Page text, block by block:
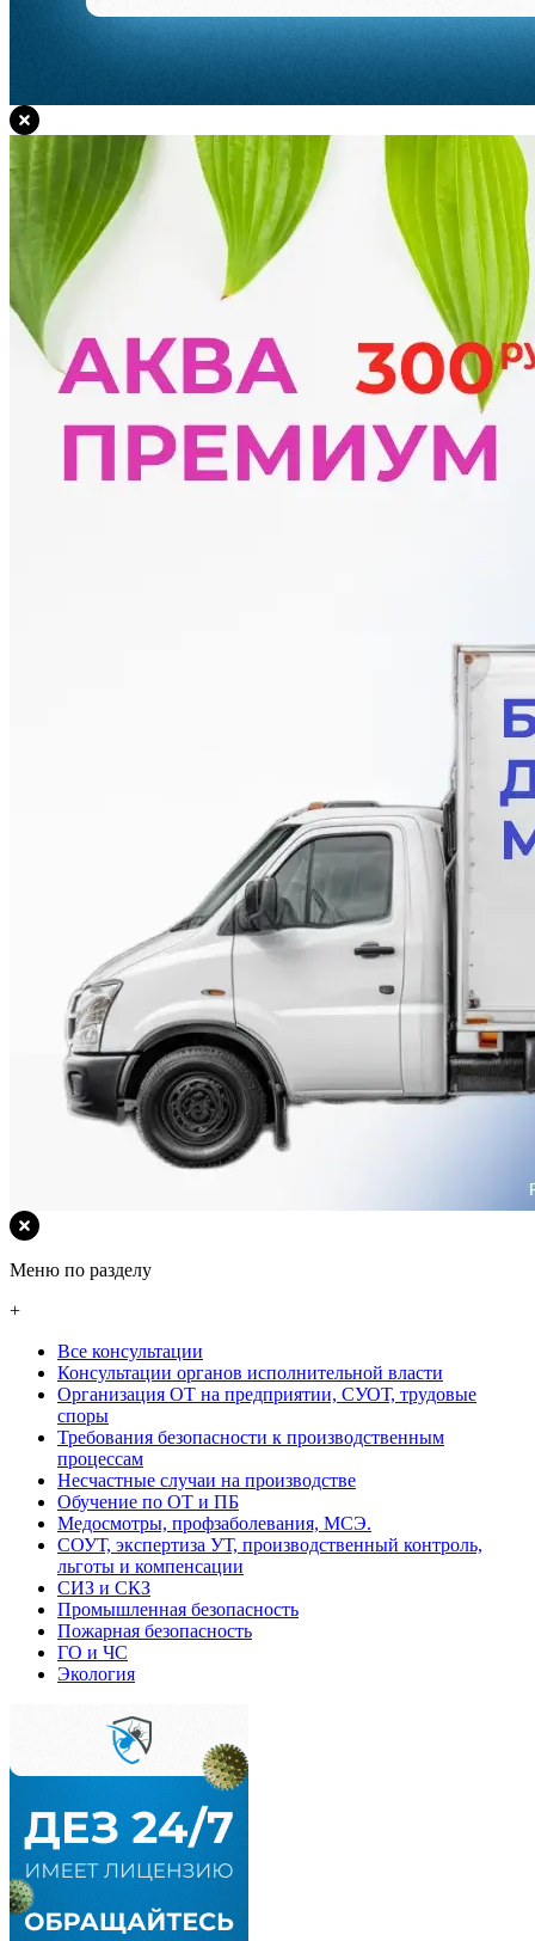
Меню по разделу
+
Все консультации
Консультации органов исполнительной власти
Организация ОТ на предприятии, СУОТ, трудовые
споры
Требования безопасности к производственным
процессам
Несчастные случаи на производстве
Обучение по ОТ и ПБ
Медосмотры, профзаболевания, МСЭ.
СОУТ, экспертиза УТ, производственный контроль,
льготы и компенсации
СИЗ и СКЗ
Промышленная безопасность
Пожарная безопасность
ГО и ЧС
Экология